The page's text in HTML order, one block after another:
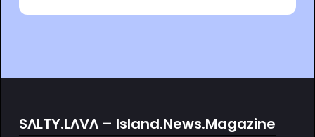
SΛLTY.LΛVΛ – Island.News.Magazine